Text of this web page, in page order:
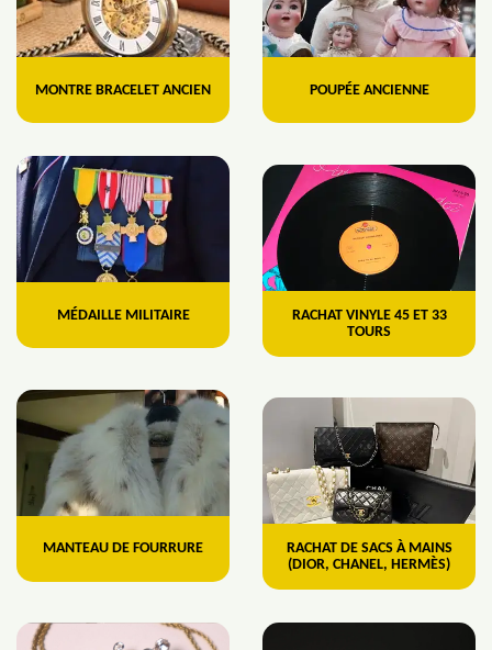
MONTRE BRACELET ANCIEN POUPÉE ANCIENNE
MÉDAILLE MILITAIRE
RACHAT VINYLE 45 ET 33
TOURS
MANTEAU DE FOURRURE
RACHAT DE SACS À MAINS
(DIOR, CHANEL, HERMÈS)